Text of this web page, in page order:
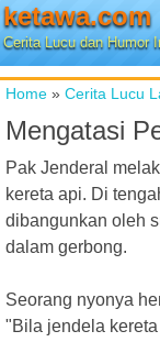
ketawa.com
Cerita Lucu dan Humor
Home » Cerita Lucu
Mengatasi
Pak Jenderal
kereta api. Di
dibangunkan oleh
dalam gerbong.
Seorang nyonya
"Bila jendela